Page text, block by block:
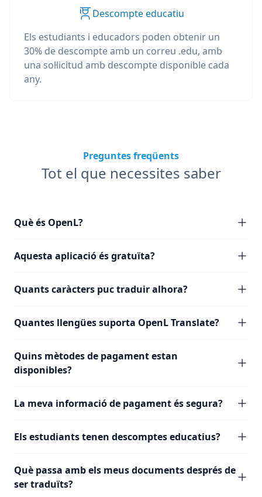
Descompte educatiu
Els estudiants i educadors poden obtenir un
30% de descompte amb un correu .edu, amb
una sol·licitud amb descompte disponible cada
any.
Preguntes freqüents
Tot el que necessites saber
Què és OpenL?
Aquesta aplicació és gratuïta?
Quants caràcters puc traduir alhora?
Quantes llengües suporta OpenL Translate?
Quins mètodes de pagament estan
disponibles?
La meva informació de pagament és segura?
Els estudiants tenen descomptes educatius?
Què passa amb els meus documents després de
ser traduïts?